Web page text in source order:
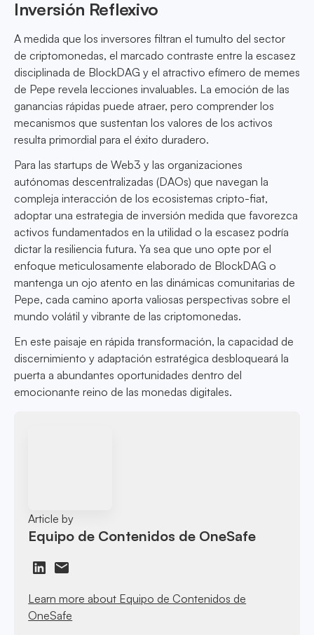
Inversión Reflexivo
A medida que los inversores filtran el tumulto del sector
de criptomonedas, el marcado contraste entre la escasez
disciplinada de BlockDAG y el atractivo efímero de memes
de Pepe revela lecciones invaluables. La emoción de las
ganancias rápidas puede atraer, pero comprender los
mecanismos que sustentan los valores de los activos
resulta primordial para el éxito duradero.
Para las startups de Web3 y las organizaciones
autónomas descentralizadas (DAOs) que navegan la
compleja interacción de los ecosistemas cripto-fiat,
adoptar una estrategia de inversión medida que favorezca
activos fundamentados en la utilidad o la escasez podría
dictar la resiliencia futura. Ya sea que uno opte por el
enfoque meticulosamente elaborado de BlockDAG o
mantenga un ojo atento en las dinámicas comunitarias de
Pepe, cada camino aporta valiosas perspectivas sobre el
mundo volátil y vibrante de las criptomonedas.
En este paisaje en rápida transformación, la capacidad de
discernimiento y adaptación estratégica desbloqueará la
puerta a abundantes oportunidades dentro del
emocionante reino de las monedas digitales.
Article by
Equipo de Contenidos de OneSafe
Learn more about Equipo de Contenidos de
OneSafe